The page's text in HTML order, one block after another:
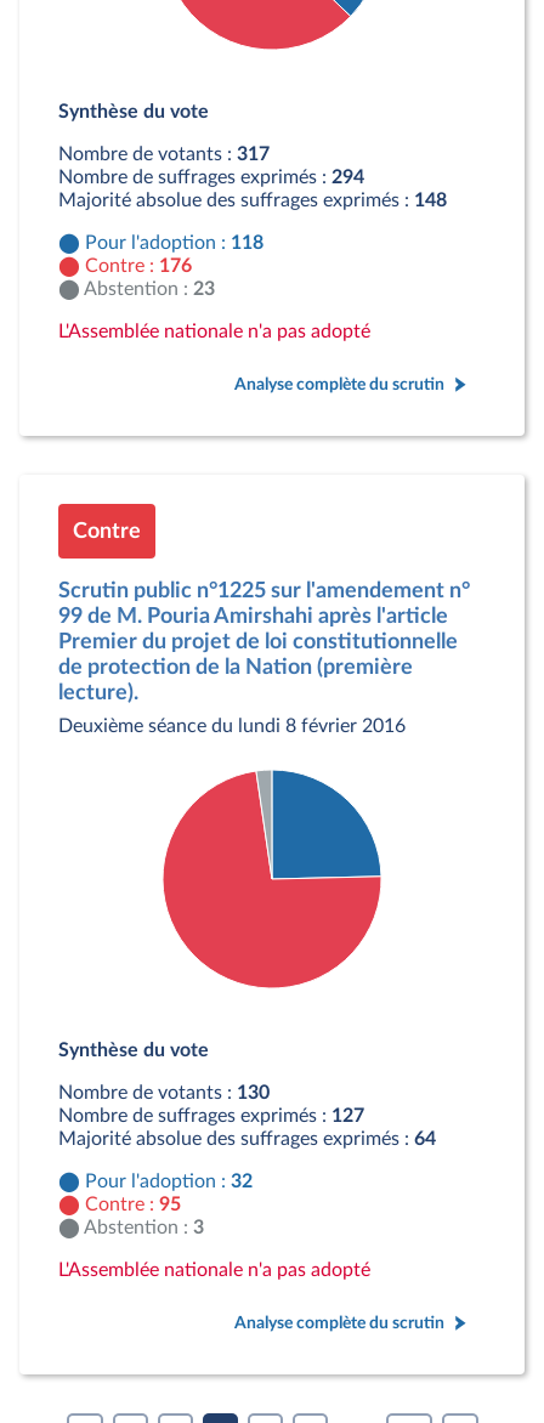
Contre : 176 députés
Synthèse du vote
Nombre de votants : 317
Nombre de suffrages exprimés : 294
Majorité absolue des suffrages exprimés : 148
Pour l'adoption : 118
Contre : 176
Abstention : 23
L'Assemblée nationale n'a pas adopté
Analyse complète du scrutin
Contre
Scrutin public n°1225 sur l'amendement n°
99 de M. Pouria Amirshahi après l'article
Premier du projet de loi constitutionnelle
de protection de la Nation (première
lecture).
Deuxième séance du lundi 8 février 2016
Contre : 95 députés
Synthèse du vote
Nombre de votants : 130
Nombre de suffrages exprimés : 127
Majorité absolue des suffrages exprimés : 64
Pour l'adoption : 32
Contre : 95
Abstention : 3
L'Assemblée nationale n'a pas adopté
Analyse complète du scrutin